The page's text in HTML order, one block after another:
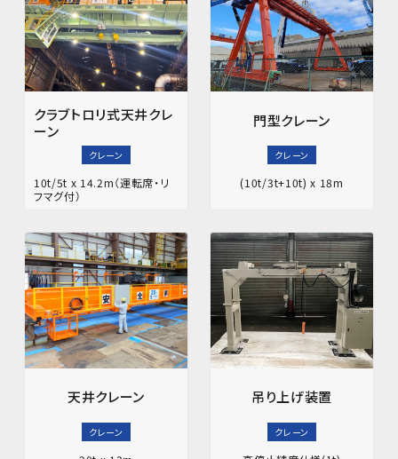
クラブトロリ式天井クレ
ーン
クレーン
10t/5t x 14.2m（運転席・リ
フマグ付）
門型クレーン
クレーン
(10t/3t+10t) x 18m
天井クレーン
クレーン
吊り上げ装置
クレーン